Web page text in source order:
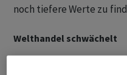
noch tiefere Werte zu
Welthandel schwächelt